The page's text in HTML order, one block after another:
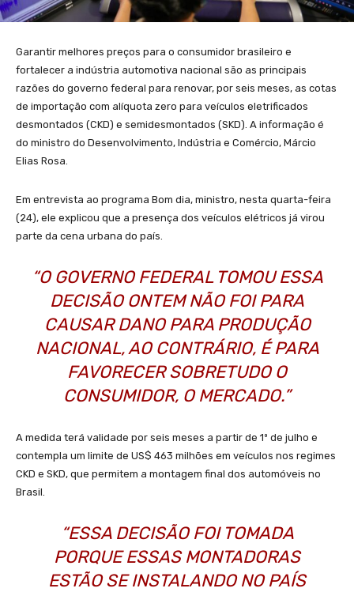
Garantir melhores preços para o consumidor brasileiro e
fortalecer a indústria automotiva nacional são as principais
razões do governo federal para renovar, por seis meses, as cotas
de importação com alíquota zero para veículos eletrificados
desmontados (CKD) e semidesmontados (SKD). A informação é
do ministro do Desenvolvimento, Indústria e Comércio, Márcio
Elias Rosa.
Em entrevista ao programa Bom dia, ministro, nesta quarta-feira
(24), ele explicou que a presença dos veículos elétricos já virou
parte da cena urbana do país.
“O GOVERNO FEDERAL TOMOU ESSA
DECISÃO ONTEM NÃO FOI PARA
CAUSAR DANO PARA PRODUÇÃO
NACIONAL, AO CONTRÁRIO, É PARA
FAVORECER SOBRETUDO O
CONSUMIDOR, O MERCADO.”
A medida terá validade por seis meses a partir de 1º de julho e
contempla um limite de US$ 463 milhões em veículos nos regimes
CKD e SKD, que permitem a montagem final dos automóveis no
Brasil.
“ESSA DECISÃO FOI TOMADA
PORQUE ESSAS MONTADORAS
ESTÃO SE INSTALANDO NO PAÍS